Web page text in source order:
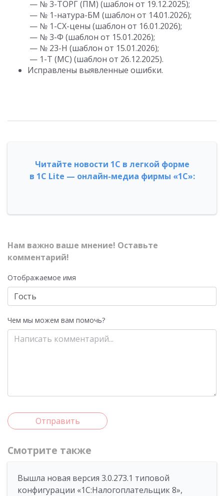
— № 3-ТОРГ (ПМ) (шаблон от 19.12.2025);
— № 1-натура-БМ (шаблон от 14.01.2026);
— № 1-СХ-цены (шаблон от 16.01.2026);
— № 3-Ф (шаблон от 15.01.2026);
— № 23-Н (шаблон от 15.01.2026);
— 1-Т (МС) (шаблон от 26.12.2025).
Исправлены выявленные ошибки.
Читайте новости 1С в легкой форме
в 1С Lite — онлайн-медиа фирмы «1С»:
Нам важно ваше мнение! Оставьте
комментарий!
Отображаемое имя
Чем мы можем вам помочь?
Отправить
Смотрите также
Вышла новая версия 3.0.273.1 типовой
конфигурации «1С:Налогоплательщик 8»,